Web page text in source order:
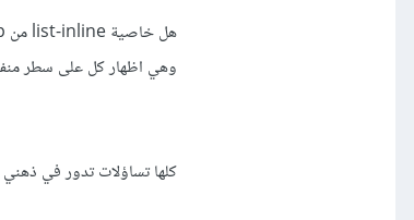
وهي اظهار كل على سطر
كلها تساؤلات تدور في